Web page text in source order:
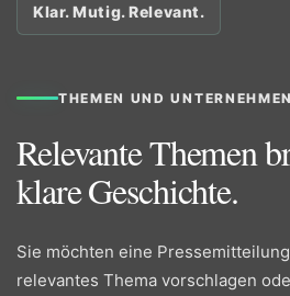
Klar. Mutig. Relevant.
THEMEN UND UNTERNEHMEN
Relevante Themen
klare Geschichte.
Sie möchten eine
relevantes Thema vorschlagen